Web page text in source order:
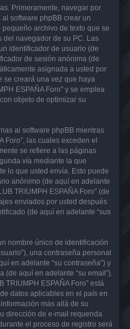
Primeramente, navegar por
al software phpBB crear un
archivo de texto que se
del navegador de su PC. Las
identificador de usuario (de
de sesión anónima (de
asignada a usted por
se creará una vez que haya
ESPAÑA Foro” y se emplea
objeto de optimizar su
al software phpBB mientras
Foro”, las cuales exceden el
se refiere a las páginas
vía mediante la que
lo que usted envía. Esto puede
anónimo (de aquí en adelante
TRIUMPH ESPAÑA Foro” (de
enviados por usted después
(de aquí en adelante “sus
nombre único de identificación
una contraseña personal
en adelante “su contraseña”) y
aquí en adelante “su email”).
TRIUMPH ESPAÑA Foro” está
datos aplicables en el país en
más allá de su
dirección de e-mail requerida
el proceso de registro será